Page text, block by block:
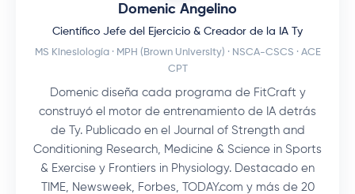
Domenic Angelino
Científico Jefe del Ejercicio & Creador de la IA Ty
MS Kinesiología · MPH (Brown University) · NSCA-CSCS · ACE
CPT
Domenic diseña cada programa de FitCraft y
construyó el motor de entrenamiento de IA detrás
de Ty. Publicado en el Journal of Strength and
Conditioning Research, Medicine & Science in Sports
& Exercise y Frontiers in Physiology. Destacado en
TIME, Newsweek, Forbes, TODAY.com y más de 20